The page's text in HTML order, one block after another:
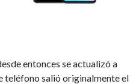
entonces se actualizó a
teléfono salió originalmente el